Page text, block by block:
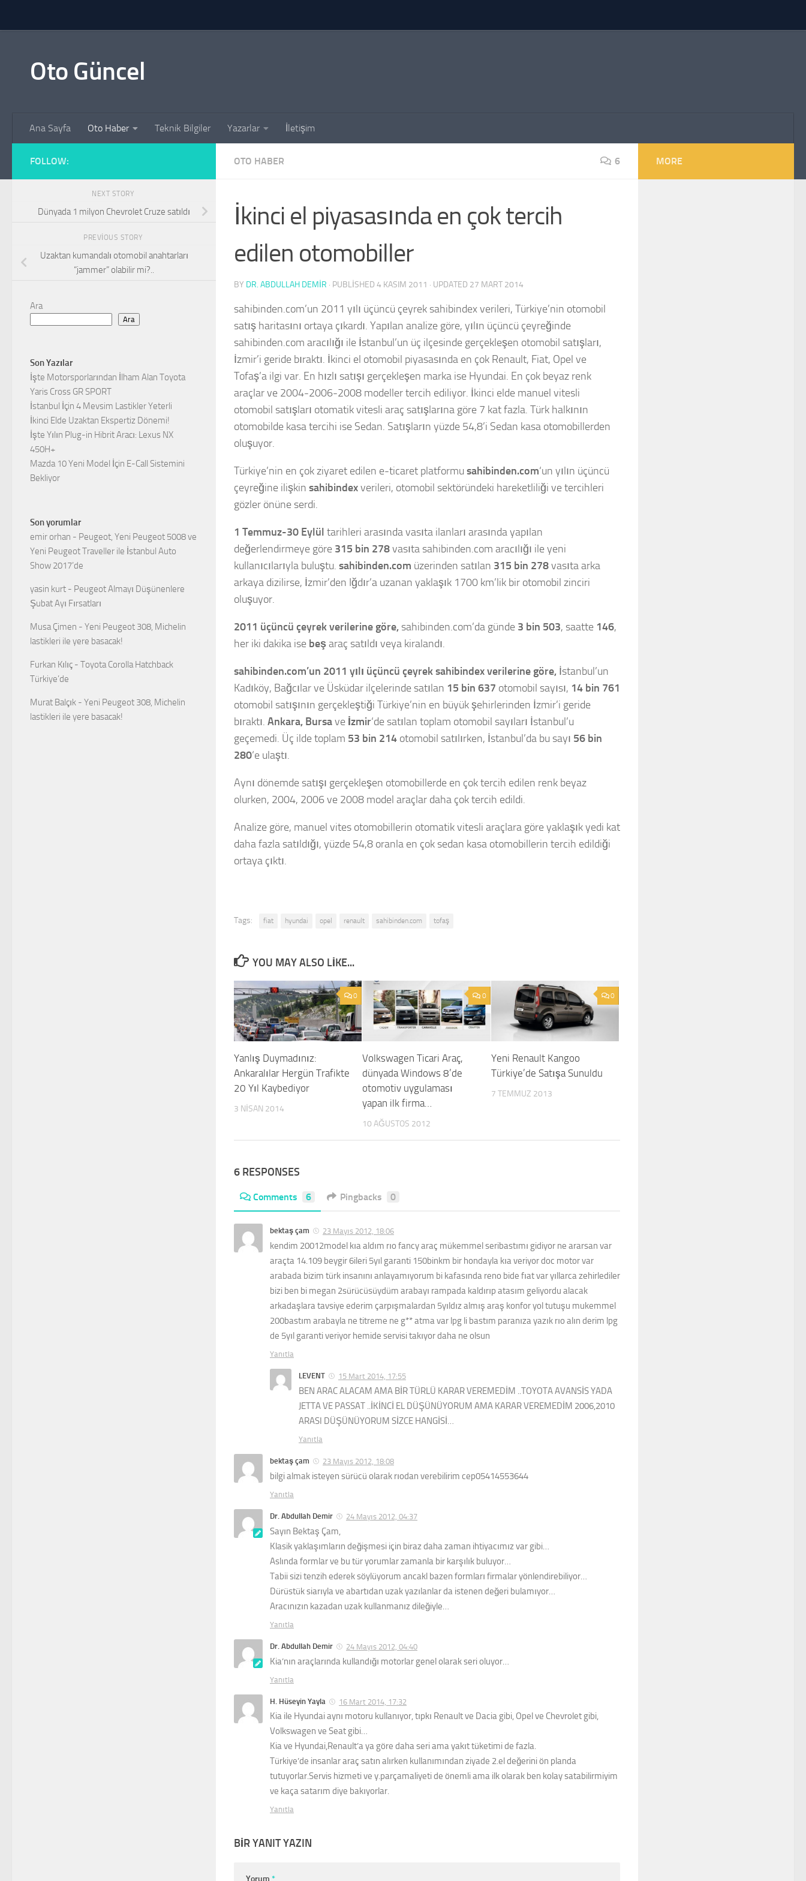
Oto Güncel
Ana Sayfa Oto Haber Teknik Bilgiler Yazarlar İletişim
OTO HABER 6
İkinci el piyasasında en çok tercih
edilen otomobiller
BY DR. ABDULLAH DEMİR · PUBLISHED 4 KASIM 2011 · UPDATED 27 MART 2014
sahibinden.com’un 2011 yılı üçüncü çeyrek sahibindex verileri, Türkiye’nin otomobil
satış haritasını ortaya çıkardı. Yapılan analize göre, yılın üçüncü çeyreğinde
sahibinden.com aracılığı ile İstanbul’un üç ilçesinde gerçekleşen otomobil satışları,
İzmir’i geride bıraktı. İkinci el otomobil piyasasında en çok Renault, Fiat, Opel ve
Tofaş’a ilgi var. En hızlı satışı gerçekleşen marka ise Hyundai. En çok beyaz renk
araçlar ve 2004-2006-2008 modeller tercih ediliyor. İkinci elde manuel vitesli
otomobil satışları otomatik vitesli araç satışlarına göre 7 kat fazla. Türk halkının
otomobilde kasa tercihi ise Sedan. Satışların yüzde 54,8’i Sedan kasa otomobillerden
oluşuyor.
Türkiye’nin en çok ziyaret edilen e-ticaret platformu sahibinden.com‘un yılın üçüncü
çeyreğine ilişkin sahibindexverileri, otomobil sektöründeki hareketliliği ve tercihleri
gözler önüne serdi.
1 Temmuz-30 Eylül tarihleri arasında vasıta ilanları arasında yapılan
değerlendirmeye göre 315 bin 278vasıta sahibinden.com aracılığı ile yeni
kullanıcılarıyla buluştu. sahibinden.com üzerinden satılan 315 bin 278vasıta arka
arkaya dizilirse, İzmir’den Iğdır’a uzanan yaklaşık 1700 km’lik bir otomobil zinciri
oluşuyor.
2011 üçüncü çeyrek verilerine göre, sahibinden.com’da günde 3 bin 503, saatte 146,
her iki dakika ise beşaraç satıldı veya kiralandı.
sahibinden.com’un 2011 yılı üçüncü çeyrek sahibindex verilerine göre, İstanbul’un
Kadıköy, Bağcılar ve Üsküdar ilçelerinde satılan 15 bin 637 otomobil sayısı, 14 bin 761
otomobil satışının gerçekleştiği Türkiye’nin en büyük şehirlerinden İzmir’i geride
bıraktı. Ankara, Bursave İzmir‘de satılan toplam otomobil sayıları İstanbul’u
geçemedi. Üç ilde toplam 53 bin 214 otomobil satılırken, İstanbul’da bu sayı 56 bin
280‘e ulaştı.
Aynı dönemde satışı gerçekleşen otomobillerde en çok tercih edilen renk beyaz
olurken, 2004, 2006 ve 2008 model araçlar daha çok tercih edildi.
Analize göre, manuel vites otomobillerin otomatik vitesli araçlara göre yaklaşık yedi kat
daha fazla satıldığı, yüzde 54,8 oranla en çok sedan kasa otomobillerin tercih edildiği
ortaya çıktı.
Tags: fiat hyundai opel renault sahibinden.com tofaş
YOU MAY ALSO LIKE...
0
Yanlış Duymadınız:
Ankaralılar Hergün Trafikte
20 Yıl Kaybediyor
3 NISAN 2014
0
Volkswagen Ticari Araç,
dünyada Windows 8’de
otomotiv uygulaması
yapan ilk firma…
10 AĞUSTOS 2012
0
Yeni Renault Kangoo
Türkiye’de Satışa Sunuldu
7 TEMMUZ 2013
6 RESPONSES
Comments 6 Pingbacks 0
bektaş çam 23 Mayıs 2012, 18:06
kendim 20012model kıa aldım rıo fancy araç mükemmel seribastımı gidiyor ne ararsan var
araçta 14.109 beygir 6ileri 5yıl garanti 150binkm bir hondayla kıa veriyor doc motor var
arabada bizim türk insanını anlayamıyorum bi kafasında reno bide fıat var yıllarca zehirlediler
bizi ben bi megan 2sürücüsüydüm arabayı rampada kaldırıp atasım geliyordu alacak
arkadaşlara tavsiye ederim çarpışmalardan 5yıldız almış araş konfor yol tutuşu mukemmel
200bastım arabayla ne titreme ne g** atma var lpg li bastım paranıza yazık rıo alın derim lpg
de 5yıl garanti veriyor hemide servisi takıyor daha ne olsun
Yanıtla
LEVENT 15 Mart 2014, 17:55
BEN ARAC ALACAM AMA BİR TÜRLÜ KARAR VEREMEDİM ..TOYOTA AVANSİS YADA
JETTA VE PASSAT ..İKİNCİ EL DÜŞÜNÜYORUM AMA KARAR VEREMEDİM 2006,2010
ARASI DÜŞÜNÜYORUM SİZCE HANGİSİ…
Yanıtla
bektaş çam 23 Mayıs 2012, 18:08
bilgi almak isteyen sürücü olarak rıodan verebilirim cep05414553644
Yanıtla
Dr. Abdullah Demir 24 Mayıs 2012, 04:37
Sayın Bektaş Çam,
Klasik yaklaşımların değişmesi için biraz daha zaman ihtiyacımız var gibi…
Aslında formlar ve bu tür yorumlar zamanla bir karşılık buluyor…
Tabii sizi tenzih ederek söylüyorum ancakl bazen formları firmalar yönlendirebiliyor…
Dürüstük siarıyla ve abartıdan uzak yazılanlar da istenen değeri bulamıyor…
Aracınızın kazadan uzak kullanmanız dileğiyle…
Yanıtla
Dr. Abdullah Demir 24 Mayıs 2012, 04:40
Kia’nın araçlarında kullandığı motorlar genel olarak seri oluyor…
Yanıtla
H. Hüseyin Yayla 16 Mart 2014, 17:32
Kia ile Hyundai aynı motoru kullanıyor, tıpkı Renault ve Dacia gibi, Opel ve Chevrolet gibi,
Volkswagen ve Seat gibi…
Kia ve Hyundai,Renault’a ya göre daha seri ama yakıt tüketimi de fazla.
Türkiye’de insanlar araç satın alırken kullanımından ziyade 2.el değerini ön planda
tutuyorlar.Servis hizmeti ve y.parçamaliyeti de önemli ama ilk olarak ben kolay satabilirmiyim
ve kaça satarım diye bakıyorlar.
Yanıtla
BIR YANIT YAZIN
FOLLOW:
NEXT STORY
Dünyada 1 milyon Chevrolet Cruze satıldı
PREVIOUS STORY
Uzaktan kumandalı otomobil anahtarları
“jammer” olabilir mi?..
Ara
Ara
Son Yazılar
İşte Motorsporlarından İlham Alan Toyota
Yaris Cross GR SPORT
İstanbul İçin 4 Mevsim Lastikler Yeterli
İkinci Elde Uzaktan Ekspertiz Dönemi!
İşte Yılın Plug-in Hibrit Aracı: Lexus NX
450H+
Mazda 10 Yeni Model İçin E-Call Sistemini
Bekliyor
Son yorumlar
emir orhan - Peugeot, Yeni Peugeot 5008 ve
Yeni Peugeot Traveller ile İstanbul Auto
Show 2017’de
yasin kurt - Peugeot Almayı Düşünenlere
Şubat Ayı Fırsatları
Musa Çimen - Yeni Peugeot 308, Michelin
lastikleri ile yere basacak!
Furkan Kılıç - Toyota Corolla Hatchback
Türkiye’de
Murat Balçık - Yeni Peugeot 308, Michelin
lastikleri ile yere basacak!
MORE